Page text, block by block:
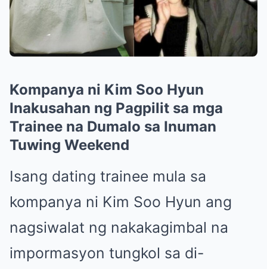
Kompanya ni Kim Soo Hyun
Inakusahan ng Pagpilit sa mga
Trainee na Dumalo sa Inuman
Tuwing Weekend
Isang dating trainee mula sa
kompanya ni Kim Soo Hyun ang
nagsiwalat ng nakakagimbal na
impormasyon tungkol sa di-